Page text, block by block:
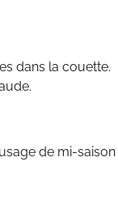
dans la couette.
de mi-saison